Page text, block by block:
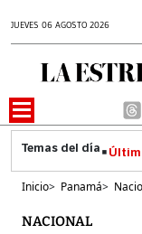
JUEVES 06 AGOSTO 2026
Inicio> Panamá>
NACIONAL